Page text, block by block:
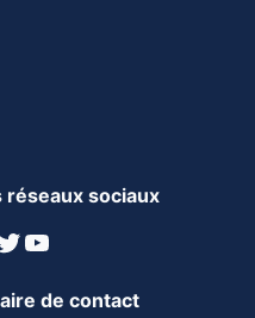
réseaux sociaux
YouTube
de contact